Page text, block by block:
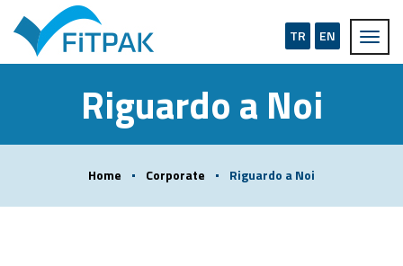
EN
TR
Riguardo a Noi
Home Corporate Riguardo a Noi